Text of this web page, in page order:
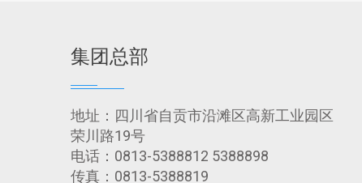
集团总部
地址：四川省自贡市沿滩区高新工业园区
荣川路19号
电话：0813-5388812 5388898
传真：0813-5388819